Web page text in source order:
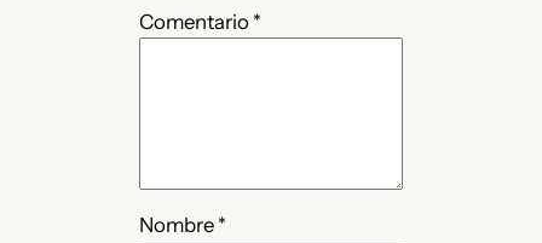
Comentario *
Nombre *